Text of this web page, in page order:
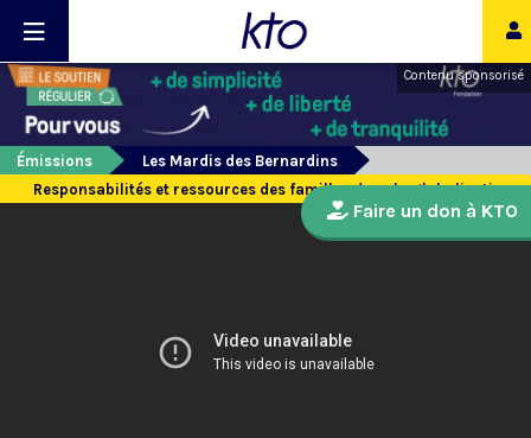
Contenu sponsorisé
Émissions
Les Mardis des Bernardins
Responsabilités et ressources des familles dans la globalisation
Faire un don à KTO